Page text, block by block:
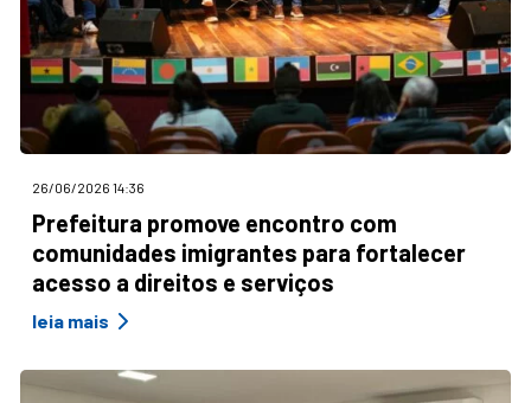
26/06/2026 14:36
Prefeitura promove encontro com
comunidades imigrantes para fortalecer
acesso a direitos e serviços
leia mais